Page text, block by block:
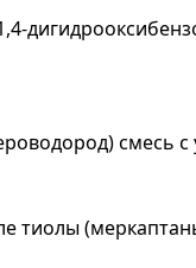
смесь
тиолы